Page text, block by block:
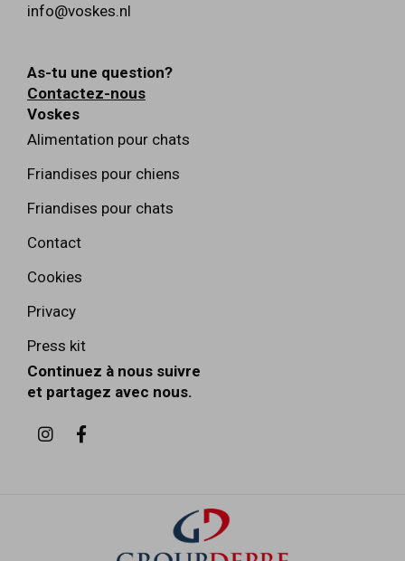
info@voskes.nl
As-tu une question?
Contactez-nous
Voskes
Alimentation pour chats
Friandises pour chiens
Friandises pour chats
Contact
Cookies
Privacy
Press kit
Continuez à nous suivre
et partagez avec nous.